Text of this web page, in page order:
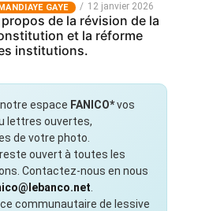
GAYE 12 janvier 2026
de la révision de la
et la réforme
institutions.
espace FANICO*vos
lettres ouvertes,
de votre photo.
reste ouvert à toutes les
Contactez-nous en nous
communautaire de lessive